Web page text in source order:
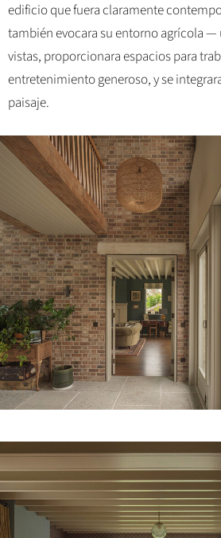
edificio que fuera claramente
también evocara su entorno agrícola —
vistas, proporcionara espacios para
entretenimiento generoso, y se
paisaje.